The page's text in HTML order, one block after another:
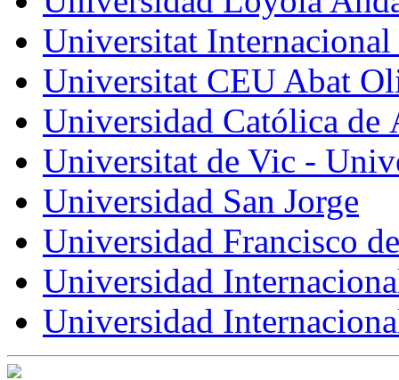
Universitat Internacional
Universitat CEU Abat
Universidad Católica de
Universitat de Vic -
Universidad San Jorge
Universidad Francisco
Universidad
Universidad